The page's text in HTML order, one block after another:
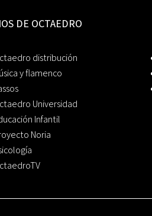
DE OCTAEDRO
distribución
y flamenco
Universidad
Infantil
Noria